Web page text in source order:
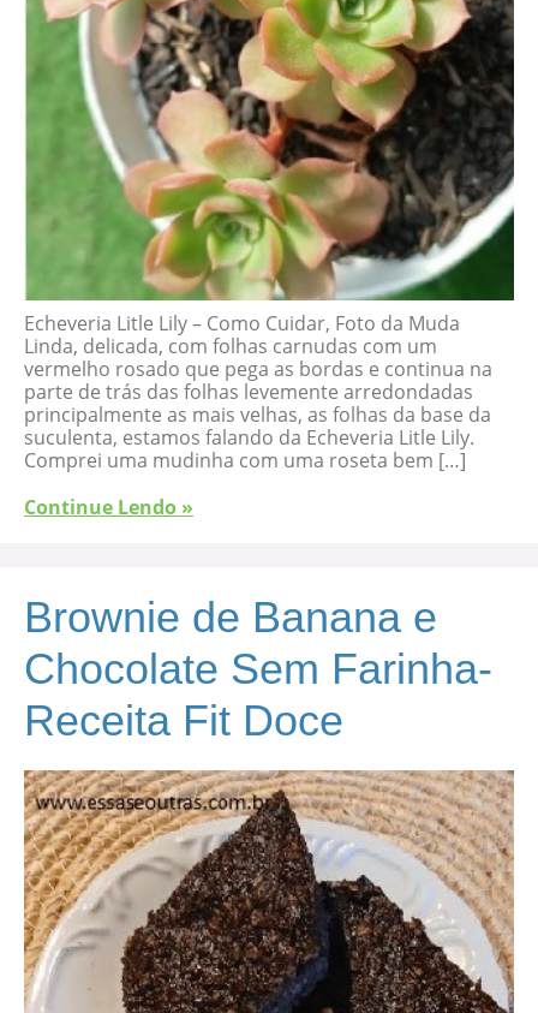
Echeveria Litle Lily – Como Cuidar, Foto da Muda
Linda, delicada, com folhas carnudas com um
vermelho rosado que pega as bordas e continua na
parte de trás das folhas levemente arredondadas
principalmente as mais velhas, as folhas da base da
suculenta, estamos falando da Echeveria Litle Lily.
Comprei uma mudinha com uma roseta bem […]
Continue Lendo »
Brownie de Banana e
Chocolate Sem Farinha-
Receita Fit Doce